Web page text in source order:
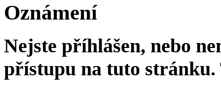
Oznámení
Nejste příhlášen, nebo
přístupu na tuto